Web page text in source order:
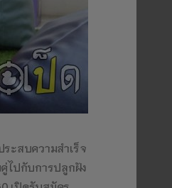
ะสบความสำเร็จ
คู่ไปกับการปลูกฝัง